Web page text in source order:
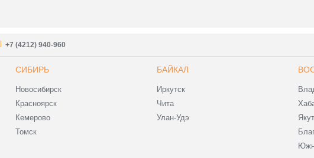
+7 (4212) 940-960
СИБИРЬ
Новосибирск
Красноярск
Кемерово
Томск
БАЙКАЛ
Иркутск
Чита
Улан-Удэ